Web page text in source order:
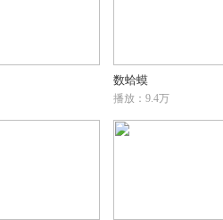
数蛤蟆
播放：9.4万